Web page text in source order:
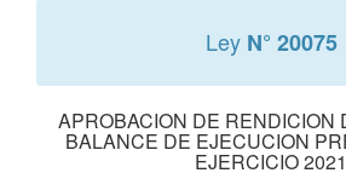
Ley N° 20075
APROBACION DE RENDICION
BALANCE DE EJECUCION
EJERCICIO 2021